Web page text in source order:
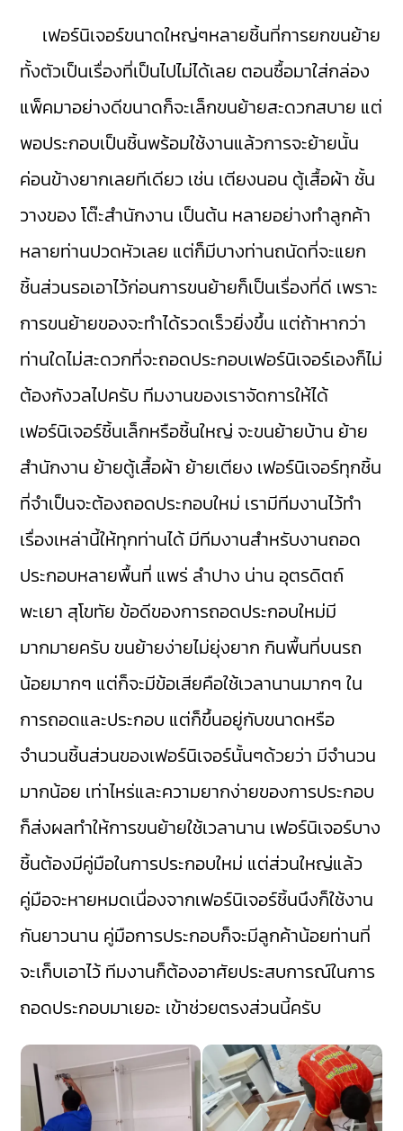
เฟอร์นิเจอร์ขนาดใหญ่ๆหลายชิ้นที่การยกขนย้าย
ทั้งตัวเป็นเรื่องที่เป็นไปไม่ได้เลย ตอนซื้อมาใส่กล่อง
แพ็คมาอย่างดีขนาดก็จะเล็กขนย้ายสะดวกสบาย แต่
พอประกอบเป็นชิ้นพร้อมใช้งานแล้วการจะย้ายนั้น
ค่อนข้างยากเลยทีเดียว เช่น เตียงนอน ตู้เสื้อผ้า ชั้น
วางของ โต๊ะสำนักงาน เป็นต้น หลายอย่างทำลูกค้า
หลายท่านปวดหัวเลย แต่ก็มีบางท่านถนัดที่จะแยก
ชิ้นส่วนรอเอาไว้ก่อนการขนย้ายก็เป็นเรื่องที่ดี เพราะ
การขนย้ายของจะทำได้รวดเร็วยิ่งขึ้น แต่ถ้าหากว่า
ท่านใดไม่สะดวกที่จะถอดประกอบเฟอร์นิเจอร์เองก็ไม่
ต้องกังวลไปครับ ทีมงานของเราจัดการให้ได้
เฟอร์นิเจอร์ชิ้นเล็กหรือชิ้นใหญ่ จะขนย้ายบ้าน ย้าย
สำนักงาน ย้ายตู้เสื้อผ้า ย้ายเตียง เฟอร์นิเจอร์ทุกชิ้น
ที่จำเป็นจะต้องถอดประกอบใหม่ เรามีทีมงานไว้ทำ
เรื่องเหล่านี้ให้ทุกท่านได้ มีทีมงานสำหรับงานถอด
ประกอบหลายพื้นที่ แพร่ ลำปาง น่าน อุตรดิตถ์
พะเยา สุโขทัย ข้อดีของการถอดประกอบใหม่มี
มากมายครับ ขนย้ายง่ายไม่ยุ่งยาก กินพื้นที่บนรถ
น้อยมากๆ แต่ก็จะมีข้อเสียคือใช้เวลานานมากๆ ใน
การถอดและประกอบ แต่ก็ขึ้นอยู่กับขนาดหรือ
จำนวนชิ้นส่วนของเฟอร์นิเจอร์นั้นๆด้วยว่า มีจำนวน
มากน้อย เท่าไหร่และความยากง่ายของการประกอบ
ก็ส่งผลทำให้การขนย้ายใช้เวลานาน เฟอร์นิเจอร์บาง
ชิ้นต้องมีคู่มือในการประกอบใหม่ แต่ส่วนใหญ่แล้ว
คู่มือจะหายหมดเนื่องจากเฟอร์นิเจอร์ชิ้นนึงก็ใช้งาน
กันยาวนาน คู่มือการประกอบก็จะมีลูกค้าน้อยท่านที่
จะเก็บเอาไว้ ทีมงานก็ต้องอาศัยประสบการณ์ในการ
ถอดประกอบมาเยอะ เข้าช่วยตรงส่วนนี้ครับ